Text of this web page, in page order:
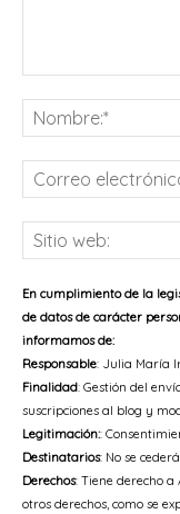
En cumplimiento de la
de datos de carácter
informamos de:
Responsable: Julia María
Finalidad: Gestión del
suscripciones al blog y
Legitimación::
Destinatarios: No se
Derechos: Tiene derecho
otros derechos, como se